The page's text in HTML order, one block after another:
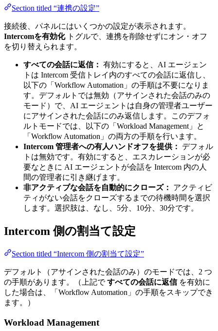
Section titled “連携の設定”
接続後、パネルにはいくつかの設定が表示されます。
Intercomを有効化トグルで、連携を削除せずにオン・オフ
を切り替えられます。
すべての会話に返信： 有効にすると、AI エージェン
トは Intercom 受信トレイ内のすべての会話に返信し、
以下の「Workflow Automation」の手順は不要になりま
す。デフォルトでは無効（アサインされた会話のみの
モード）で、AI エージェントは自身の管理者ユーザー
にアサインされた会話にのみ返信します。このデフォ
ルトモードでは、以下の「Workload Management」と
「Workflow Automation」の両方の手順を行います。
Intercom 管理者への有人ハンドオフを提供：
デフォル
トは無効です。有効にすると、エスカレーションが必
要なときに AI エージェントが会話を Intercom 内の人
間の管理者に引き継げます。
非アクティブな会話を自動的にクローズ：
アクティビ
ティがない会話をクローズするまでの待機時間を選択
します。選択肢は、なし、5分、10分、30分です。
Intercom 側の割当て設定
Section titled “Intercom 側の割当て設定”
デフォルト（アサインされた会話のみ）のモードでは、2 つ
の手順があります。（上記ですべての会話に返信を有効に
した場合は、「Workflow Automation」の手順をスキップでき
ます。）
Workload Management